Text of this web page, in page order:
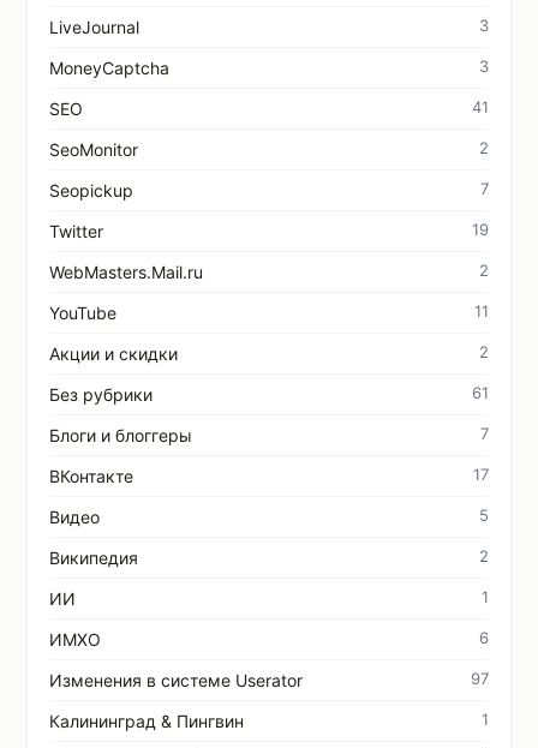
LiveJournal 3
MoneyCaptcha 3
SEO 41
SeoMonitor 2
Seopickup 7
Twitter 19
WebMasters.Mail.ru 2
YouTube 11
Акции и скидки 2
Без рубрики 61
Блоги и блоггеры 7
ВКонтакте 17
Видео 5
Википедия 2
ИИ 1
ИМХО 6
Изменения в системе Userator 97
Калининград & Пингвин 1